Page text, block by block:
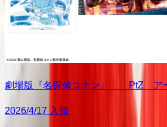
劇場版『名探偵コナン』 PtZ ア
2026/4/17 入荷